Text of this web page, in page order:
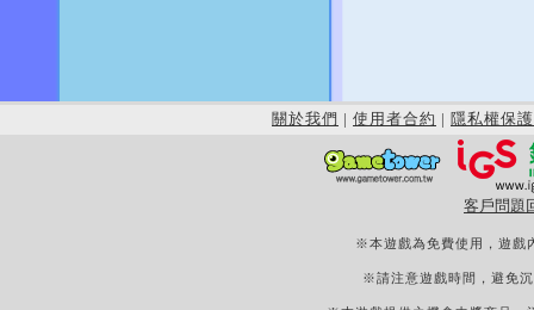
關於我們 | 使用者合約 | 隱私權保護
客戶問題
※本遊戲為免費使用，遊戲
※請注意遊戲時間，避免